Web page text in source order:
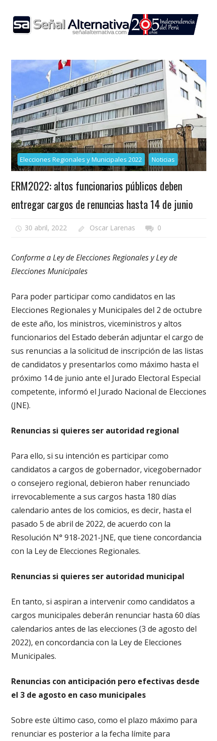
content
Elecciones Regionales y Municipales 2022 Noticias
ERM2022: altos funcionarios públicos deben
entregar cargos de renuncias hasta 14 de junio
30 abril, 2022 Oscar Larenas 0
Conforme a Ley de Elecciones Regionales y Ley de
Elecciones Municipales
Para poder participar como candidatos en las
Elecciones Regionales y Municipales del 2 de octubre
de este año, los ministros, viceministros y altos
funcionarios del Estado deberán adjuntar el cargo de
sus renuncias a la solicitud de inscripción de las listas
de candidatos y presentarlos como máximo hasta el
próximo 14 de junio ante el Jurado Electoral Especial
competente, informó el Jurado Nacional de Elecciones
(JNE).
Renuncias si quieres ser autoridad regional
Para ello, si su intención es participar como
candidatos a cargos de gobernador, vicegobernador
o consejero regional, debieron haber renunciado
irrevocablemente a sus cargos hasta 180 días
calendario antes de los comicios, es decir, hasta el
pasado 5 de abril de 2022, de acuerdo con la
Resolución N° 918-2021-JNE, que tiene concordancia
con la Ley de Elecciones Regionales.
Renuncias si quieres ser autoridad municipal
En tanto, si aspiran a intervenir como candidatos a
cargos municipales deberán renunciar hasta 60 días
calendarios antes de las elecciones (3 de agosto del
2022), en concordancia con la Ley de Elecciones
Municipales.
Renuncias con anticipación pero efectivas desde
el 3 de agosto en caso municipales
Sobre este último caso, como el plazo máximo para
renunciar es posterior a la fecha límite para